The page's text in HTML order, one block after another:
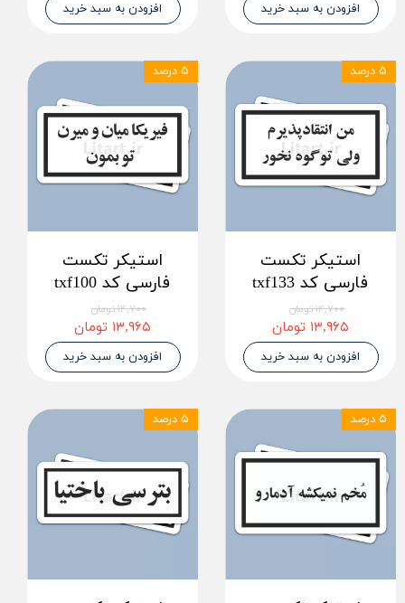
افزودن به سبد خرید افزودن به سبد خرید
استیکر تکست
فارسی کد txf133
۱۴,۷۰۰ تومان
۱۳,۹۶۵ تومان
افزودن به سبد خرید
۵ درصد
استیکر تکست
فارسی کد txf100
۱۴,۷۰۰ تومان
۱۳,۹۶۵ تومان
افزودن به سبد خرید
۵ درصد
۵ درصد ۵ درصد